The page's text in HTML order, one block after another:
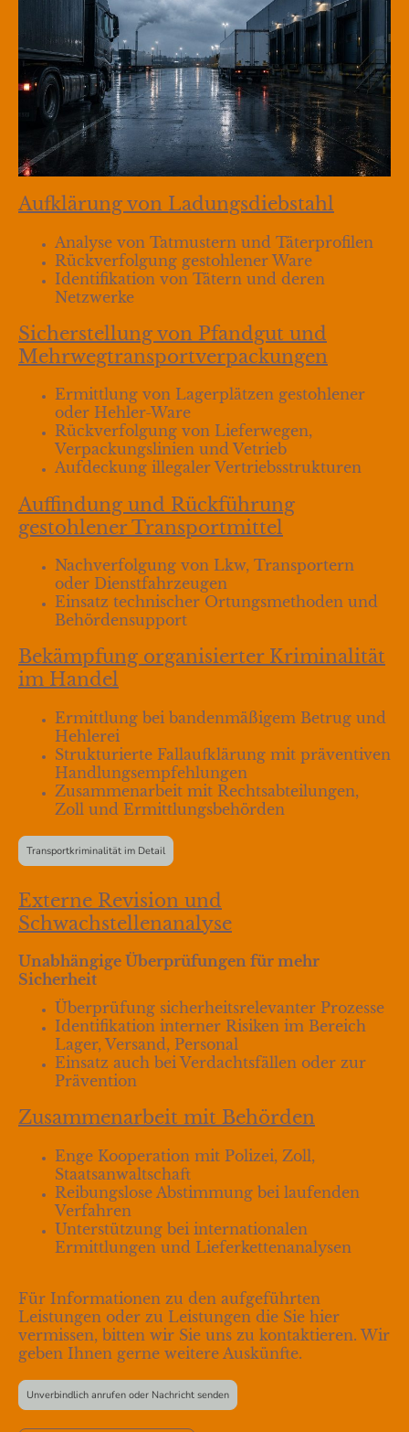
Aufklärung von Ladungsdiebstahl
Analyse von Tatmustern und Täterprofilen
Rückverfolgung gestohlener Ware
Identifikation von Tätern und deren
Netzwerke
Sicherstellung von Pfandgut und
Mehrwegtransportverpackungen
Ermittlung von Lagerplätzen gestohlener
oder Hehler-Ware
Rückverfolgung von Lieferwegen,
Verpackungslinien und Vetrieb
Aufdeckung illegaler Vertriebsstrukturen
Auffindung und Rückführung
gestohlener Transportmittel
Nachverfolgung von Lkw, Transportern
oder Dienstfahrzeugen
Einsatz technischer Ortungsmethoden und
Behördensupport
Bekämpfung organisierter Kriminalität
im Handel
Ermittlung bei bandenmäßigem Betrug und
Hehlerei
Strukturierte Fallaufklärung mit präventiven
Handlungsempfehlungen
Zusammenarbeit mit Rechtsabteilungen,
Zoll und Ermittlungsbehörden
Transportkriminalität im Detail
Externe Revision und
Schwachstellenanalyse
Unabhängige Überprüfungen für mehr
Sicherheit
Überprüfung sicherheitsrelevanter Prozesse
Identifikation interner Risiken im Bereich
Lager, Versand, Personal
Einsatz auch bei Verdachtsfällen oder zur
Prävention
Zusammenarbeit mit Behörden
Enge Kooperation mit Polizei, Zoll,
Staatsanwaltschaft
Reibungslose Abstimmung bei laufenden
Verfahren
Unterstützung bei internationalen
Ermittlungen und Lieferkettenanalysen
Für Informationen zu den aufgeführten
Leistungen oder zu Leistungen die Sie hier
vermissen, bitten wir Sie uns zu kontaktieren. Wir
geben Ihnen gerne weitere Auskünfte.
Unverbindlich anrufen oder Nachricht senden